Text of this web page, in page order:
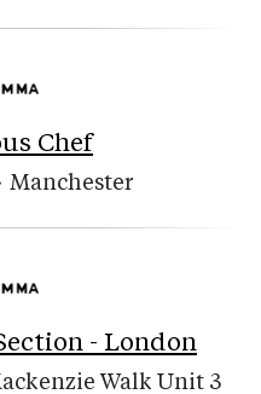
Chef
Manchester
- London
Walk Unit 3